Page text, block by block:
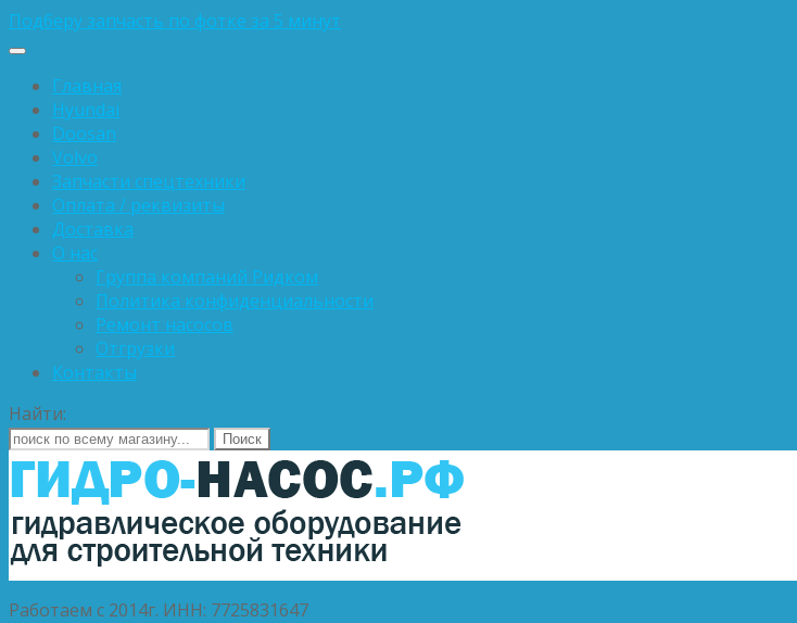
Подберу запчасть по фотке за 5 минут
Главная
Hyundai
Doosan
Volvo
Запчасти спецтехники
Оплата / реквизиты
Доставка
О нас
Группа компаний Ридком
Политика конфиденциальности
Ремонт насосов
Отгрузки
Контакты
Найти:
Работаем с 2014г. ИНН: 7725831647